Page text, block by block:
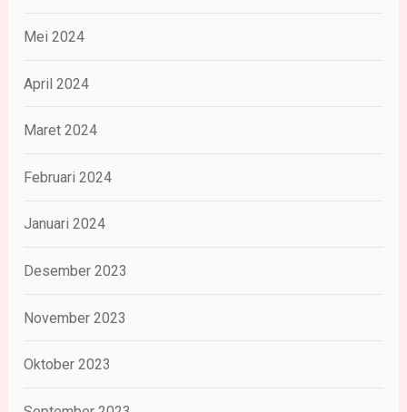
Mei 2024
April 2024
Maret 2024
Februari 2024
Januari 2024
Desember 2023
November 2023
Oktober 2023